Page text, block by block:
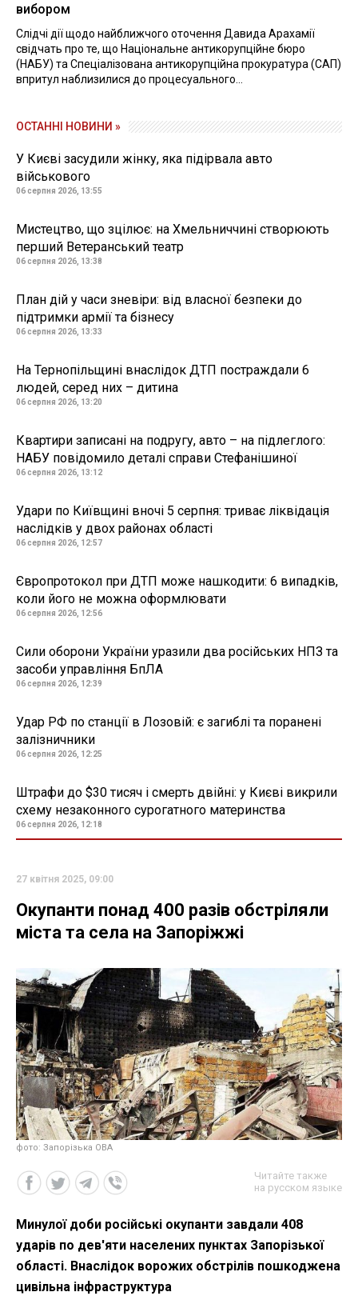
вибором
Слідчі дії щодо найближчого оточення Давида Арахамії
свідчать про те, що Національне антикорупційне бюро
(НАБУ) та Спеціалізована антикорупційна прокуратура (САП)
впритул наблизилися до процесуального...
ОСТАННІ НОВИНИ »
У Києві засудили жінку, яка підірвала авто
військового
06 серпня 2026, 13:55
Мистецтво, що зцілює: на Хмельниччині створюють
перший Ветеранський театр
06 серпня 2026, 13:38
План дій у часи зневіри: від власної безпеки до
підтримки армії та бізнесу
06 серпня 2026, 13:33
На Тернопільщині внаслідок ДТП постраждали 6
людей, серед них – дитина
06 серпня 2026, 13:20
Квартири записані на подругу, авто – на підлеглого:
НАБУ повідомило деталі справи Стефанішиної
06 серпня 2026, 13:12
Удари по Київщині вночі 5 серпня: триває ліквідація
наслідків у двох районах області
06 серпня 2026, 12:57
Європротокол при ДТП може нашкодити: 6 випадків,
коли його не можна оформлювати
06 серпня 2026, 12:56
Сили оборони України уразили два російських НПЗ та
засоби управління БпЛА
06 серпня 2026, 12:39
Удар РФ по станції в Лозовій: є загиблі та поранені
залізничники
06 серпня 2026, 12:25
Штрафи до $30 тисяч і смерть двійні: у Києві викрили
схему незаконного сурогатного материнства
06 серпня 2026, 12:18
27 квітня 2025, 09:00
Окупанти понад 400 разів обстріляли
міста та села на Запоріжжі
фото: Запорізька ОВА
Читайте также
на русском языке
Минулої доби російські окупанти завдали 408
ударів по дев'яти населених пунктах Запорізької
області. Внаслідок ворожих обстрілів пошкоджена
цивільна інфраструктура